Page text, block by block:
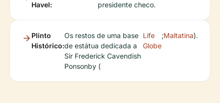
Havel:
presidente checo.
Plinto
Histórico:
Os restos de uma base
de estátua dedicada a
Sir Frederick Cavendish
Ponsonby (
Life
Globe
;Maltatina).